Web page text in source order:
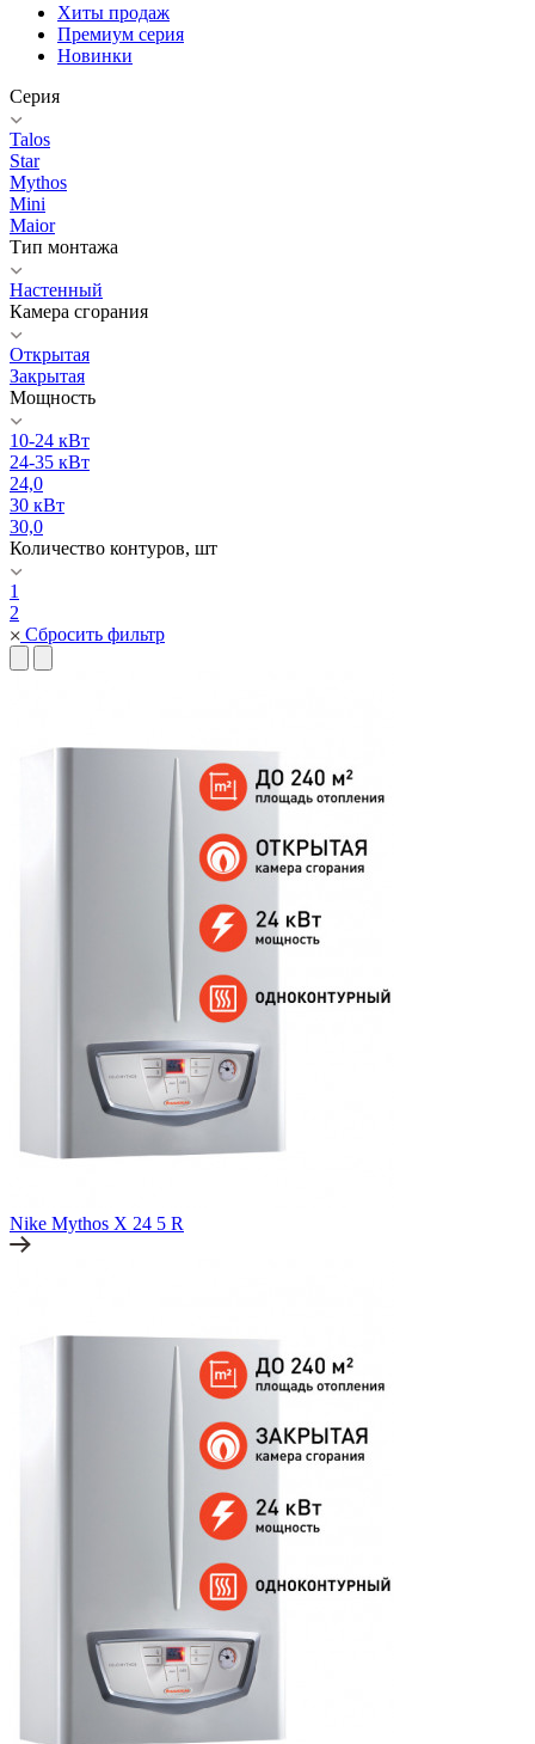
Хиты продаж
Премиум серия
Новинки
Серия
Talos
Star
Mythos
Mini
Maior
Тип монтажа
Настенный
Камера сгорания
Открытая
Закрытая
Мощность
10-24 кВт
24-35 кВт
24,0
30 кВт
30,0
Количество контуров, шт
1
2
Сбросить фильтр
Nike Mythos X 24 5 R